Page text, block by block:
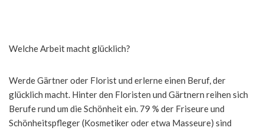
Welche Arbeit macht glücklich?
Werde Gärtner oder Florist und erlerne einen Beruf, der
glücklich macht. Hinter den Floristen und Gärtnern reihen sich
Berufe rund um die Schönheit ein. 79 % der Friseure und
Schönheitspfleger (Kosmetiker oder etwa Masseure) sind